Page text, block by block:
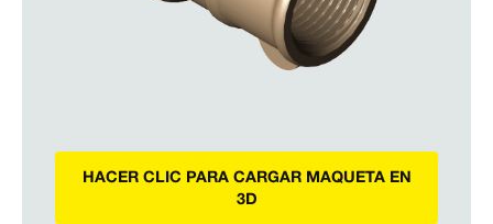
HACER CLIC PARA CARGAR MAQUETA EN
3D